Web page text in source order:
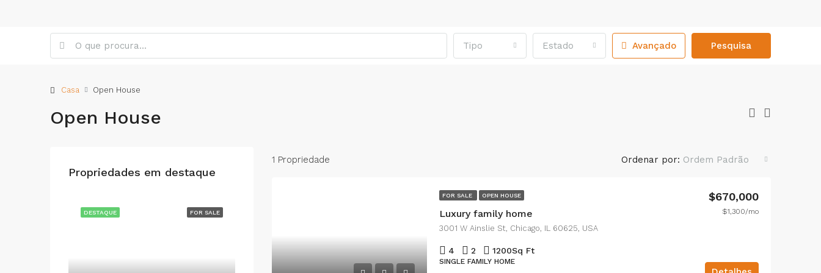
Tipo Estado Avançado Pesquisa
Casa Open House
Open House
1 Propriedade Ordenar por: Ordem Padrão
FOR SALE OPEN HOUSE
Luxury family home
$670,000
$1,300/mo
3001 W Ainslie St, Chicago, IL 60625, USA
4 2 1200Sq Ft
SINGLE FAMILY HOME
Propriedades em destaque
FOR SALE
DESTAQUE